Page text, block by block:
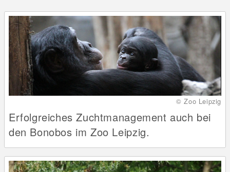
© Zoo Leipzig
Erfolgreiches Zuchtmanagement auch bei
den Bonobos im Zoo Leipzig.